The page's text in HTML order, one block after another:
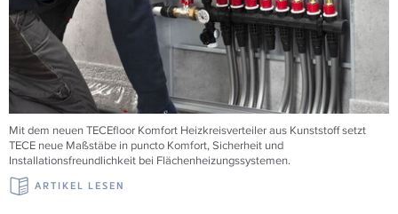
Mit dem neuenTECEfloor Komfort Heizkreisverteiler aus Kunststoff setzt
TECE neue Maßstäbe in puncto Komfort, Sicherheit und
Installationsfreundlichkeit bei Flächenheizungssystemen.
ARTIKEL LESEN